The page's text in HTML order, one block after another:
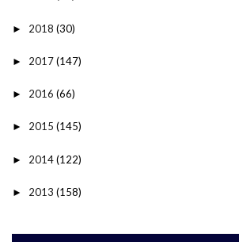
► 2018 (30)
► 2017(147)
► 2016 (66)
► 2015 (145)
► 2014(122)
► 2013 (158)